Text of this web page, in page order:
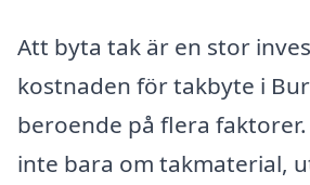
Att byta tak är en stor
kostnaden för takbyte i
beroende på flera
inte bara om takmaterial,